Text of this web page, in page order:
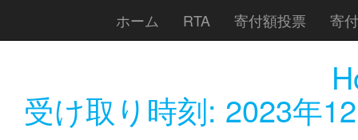
ホーム RTA 寄付額投票 寄
受け取り時刻: 2023年